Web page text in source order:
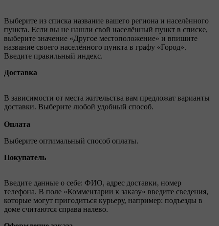
Выберите из списка название вашего региона и населённого
пункта. Если вы не нашли свой населённый пункт в списке,
выберите значение «Другое местоположение» и впишите
название своего населённого пункта в графу «Город».
Введите правильный индекс.
Доставка
В зависимости от места жительства вам предложат варианты
доставки. Выберите любой удобный способ.
Оплата
Выберите оптимальный способ оплаты.
Покупатель
Введите данные о себе: ФИО, адрес доставки, номер
телефона. В поле «Комментарии к заказу» введите сведения,
которые могут пригодиться курьеру, например: подъезды в
доме считаются справа налево.